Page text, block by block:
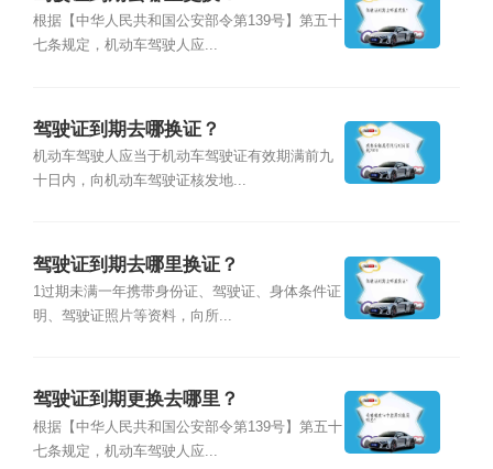
根据【中华人民共和国公安部令第139号】第五十
七条规定，机动车驾驶人应...
驾驶证到期去哪换证？
机动车驾驶人应当于机动车驾驶证有效期满前九
十日内，向机动车驾驶证核发地...
驾驶证到期去哪里换证？
1过期未满一年携带身份证、驾驶证、身体条件证
明、驾驶证照片等资料，向所...
驾驶证到期更换去哪里？
根据【中华人民共和国公安部令第139号】第五十
七条规定，机动车驾驶人应...